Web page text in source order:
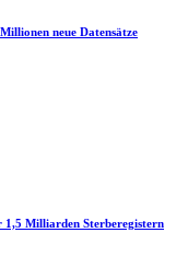
neue Datensätze
1,5 Milliarden Sterberegistern